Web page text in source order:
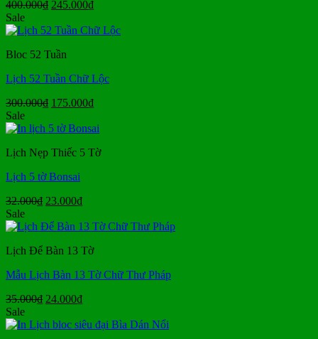
400.000₫ Giá
là:
245.000₫Giá
tại
Sale
Bloc 52 Tuần
Lịch 52 Tuần Chữ Lộc
300.000₫ Giá
là:
175.000₫Giá
tại
175.000₫.
Sale
Lịch Nẹp Thiếc 5 Tờ
Lịch 5 tờ Bonsai
32.000₫ Giá
là:
23.000₫Giá
tại
23.000₫.
Sale
Lịch Để Bàn 13 Tờ
Mẫu Lịch Bàn 13 Tờ Chữ Thư Pháp
35.000₫ Giá
là:
24.000₫Giá
tại
Sale